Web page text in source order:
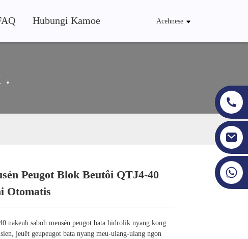
Hubungi Kamoe Acehnese
.
Loading...
Loading... Loading...
Loading...
Peugot Blok Beutôi QTJ4-40
Otomatis
nakeuh saboh meusén peugot bata hidrolik nyang kong
jeuët geupeugot bata nyang meu-ulang-ulang ngon